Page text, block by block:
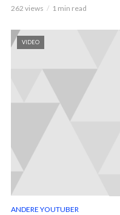
262 views 1 min read
VIDEO
ANDERE YOUTUBER